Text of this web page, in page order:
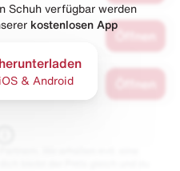
Schuh verfügbar werden
kostenlosen App
& Android